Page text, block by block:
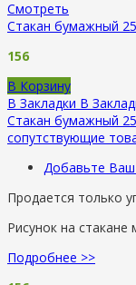
Смотреть
Стакан бумажный
156
В Корзину
В Закладки В
Стакан бумажный
сопутствующие
Добавьте
Продается только
Рисунок на
Подробнее >>